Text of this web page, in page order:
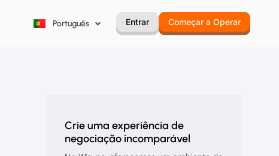
Português
Русский Entrar Começar a Operar
Crie uma experiência de
negociação incomparável